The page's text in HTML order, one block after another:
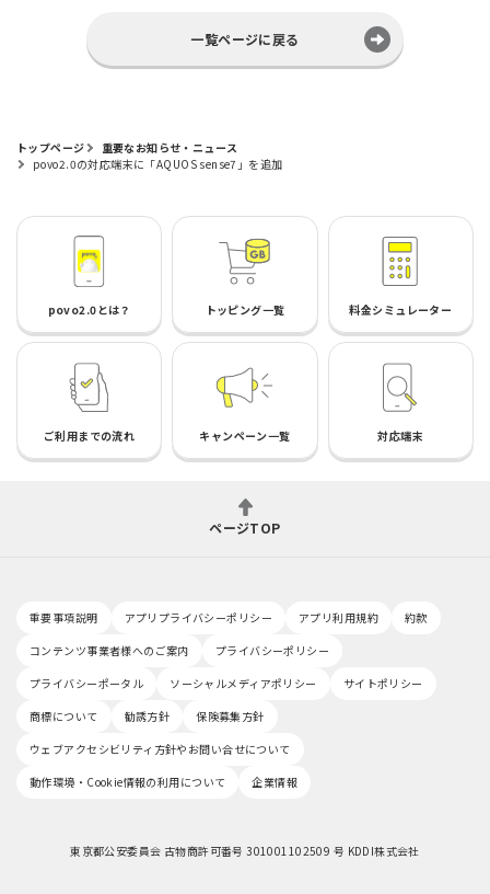
一覧ページに戻る
トップページ
重要なお知らせ・ニュース
povo2.0の対応端末に「AQUOS sense7」を追加
povo2.0とは？ トッピング一覧 料金シミュレーター
ご利用までの流れ キャンペーン一覧 対応端末
ページTOP
重要事項説明 アプリプライバシーポリシー アプリ利用規約
約款
コンテンツ事業者様へのご案内
プライバシーポリシー
プライバシーポータル
ソーシャルメディアポリシー
サイトポリシー
商標について
勧誘方針
保険募集方針
ウェブアクセシビリティ方針やお問い合せについて
動作環境・Cookie情報の利用について
企業情報
東京都公安委員会 古物商許可番号 301001102509 号 KDDI株式会社